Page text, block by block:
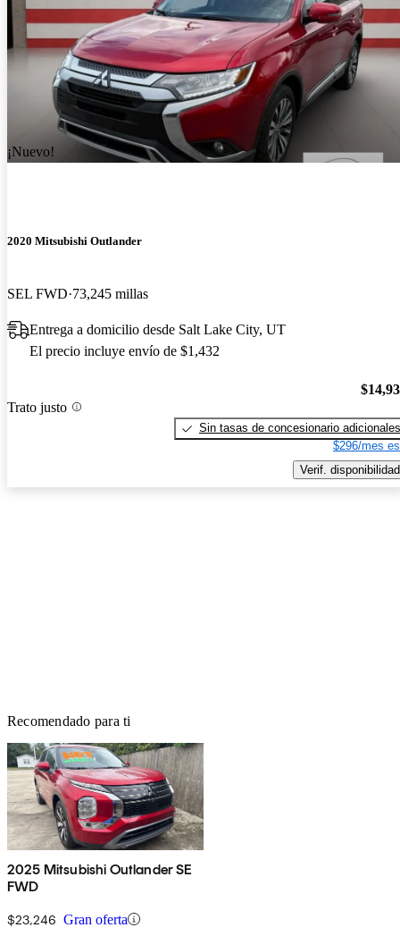
¡Nuevo!
2020 Mitsubishi Outlander
SEL FWD 73,245 millas
Entrega a domicilio desde Salt Lake City, UT
El precio incluye envío de $1,432
Trato justo
Sin tasas de concesionario adicionales
$296/mes
Verif. disponibilidad
Recomendado para ti
2025 Mitsubishi Outlander SE
FWD
$23,246 Gran oferta